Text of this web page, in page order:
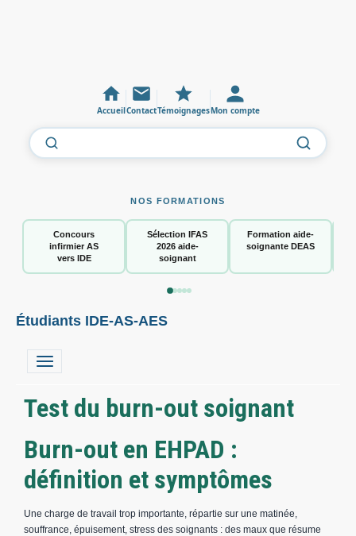
AccueilContactTémoignagesMon compte
NOS FORMATIONS
Concours
infirmier AS
vers IDE
Sélection IFAS
2026 aide-
soignant
Formation aide-
soignante DEAS
Étudiants IDE-AS-AES
Test du burn-out soignant
Burn-out en EHPAD :
définition et symptômes
Une charge de travail trop importante, répartie sur une matinée,
souffrance, épuisement, stress des soignants : des maux que résume